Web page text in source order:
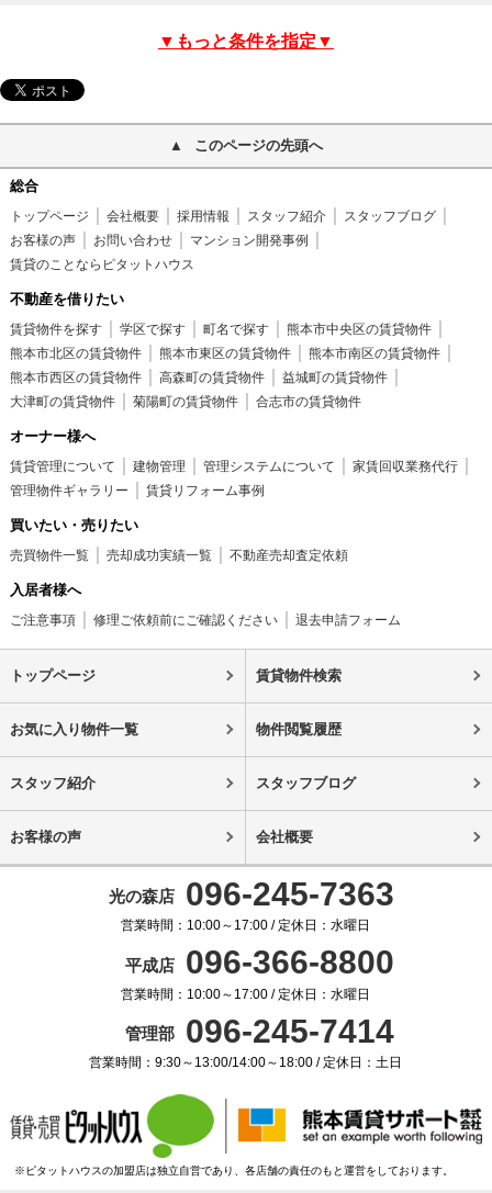
▼もっと条件を指定▼
このページの先頭へ
総合
トップページ 会社概要 採用情報 スタッフ紹介
スタッフブログ
お客様の声
お問い合わせ
マンション開発事例
賃貸のことならピタットハウス
不動産を借りたい
賃貸物件を探す 学区で探す 町名で探す
熊本市中央区の賃貸物件
熊本市北区の賃貸物件
熊本市東区の賃貸物件
熊本市南区の賃貸物件
熊本市西区の賃貸物件
高森町の賃貸物件
益城町の賃貸物件
大津町の賃貸物件
菊陽町の賃貸物件 合志市の賃貸物件
オーナー様へ
賃貸管理について 建物管理 管理システムについて
家賃回収業務代行
管理物件ギャラリー
賃貸リフォーム事例
買いたい・売りたい
売買物件一覧 売却成功実績一覧 不動産売却査定依頼
入居者様へ
ご注意事項 修理ご依頼前にご確認ください 退去申請フォーム
トップページ 賃貸物件検索
お気に入り物件一覧 物件閲覧履歴
スタッフ紹介 スタッフブログ
お客様の声 会社概要
光の森店 096-245-7363
営業時間：10:00～17:00 / 定休日：水曜日
平成店 096-366-8800
営業時間：10:00～17:00 / 定休日：水曜日
管理部 096-245-7414
営業時間：9:30～13:00/14:00～18:00 / 定休日：土日
※ピタットハウスの加盟店は独立自営であり、各店舗の責任のもと運営をしております。